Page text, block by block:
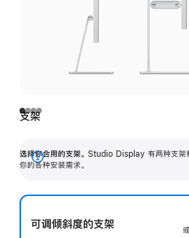
支架
选择你合用的支架。 Studio Display 有两种支架
你的各种安装需求。
展
可调倾斜度的支架